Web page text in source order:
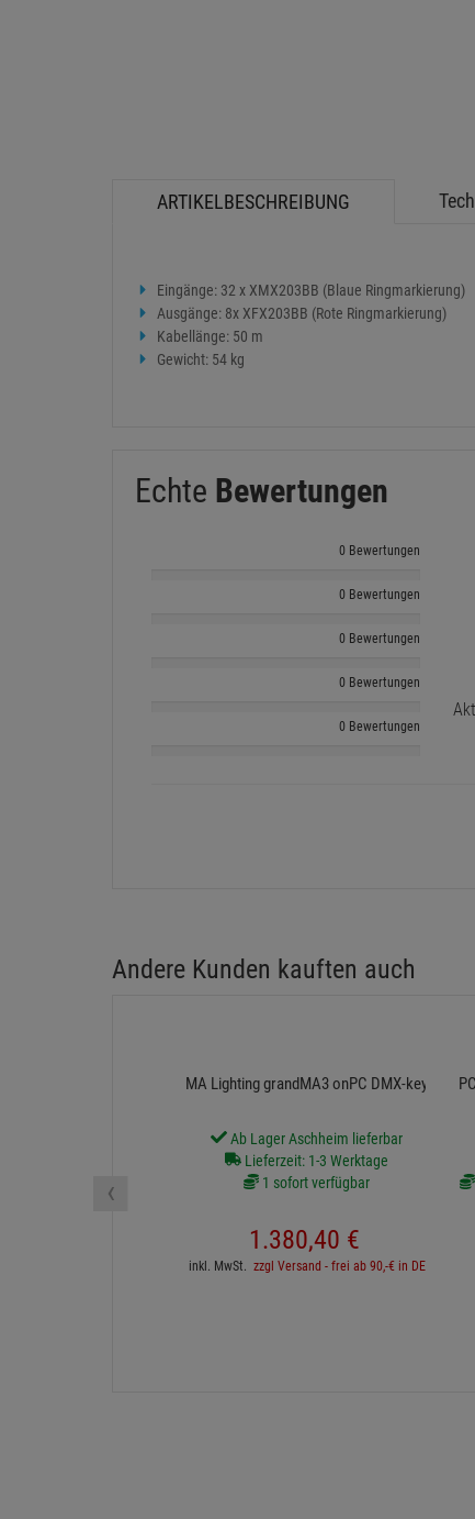
ARTIKELBESCHREIBUNG
Eingänge: 32 x XMX203BB (Blaue Ringmarkierung)
Ausgänge: 8x XFX203BB (Rote Ringmarkierung)
Kabellänge: 50 m
Gewicht: 54 kg
Echte Bewertungen
0 Bewertungen
0 Bewertungen
0 Bewertungen
0 Bewertungen
0 Bewertungen
Andere Kunden kauften auch
MA Lighting grandMA3 onPC DMX-key
Ab Lager Aschheim lieferbar
Lieferzeit: 1-3 Werktage
1 sofort verfügbar
1.380,40 €
inkl. MwSt. zzgl Versand - frei ab 90,-€ in DE
‹